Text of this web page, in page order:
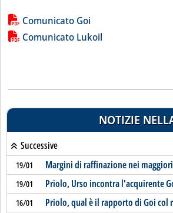
Lista allegati PDF alla notizia
Comunicato Goi
Comunicato Lukoil
NOTIZIE
Successive
19/01 Margini di raffinazione nei
19/01 Priolo, Urso incontra l'acquirente
16/01 Priolo, qual è il rapporto di Goi col